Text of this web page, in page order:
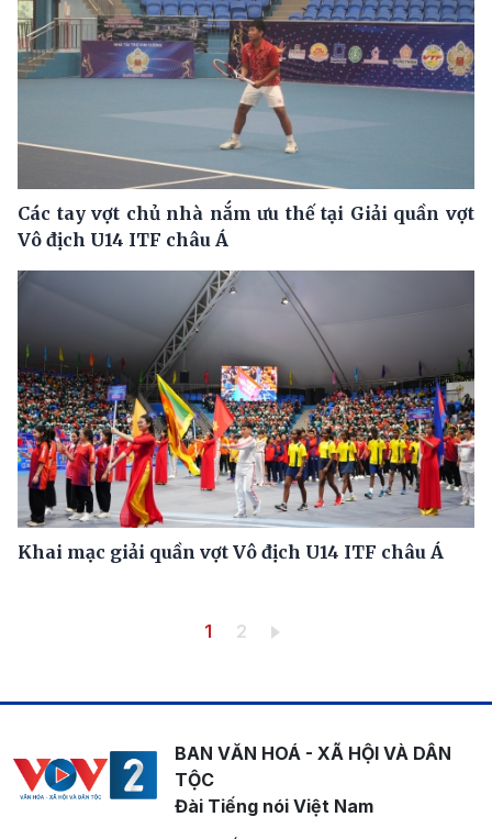
Các tay vợt chủ nhà nắm ưu thế tại Giải quần vợt
Vô địch U14 ITF châu Á
Khai mạc giải quần vợt Vô địch U14 ITF châu Á
Trang hiện thời
1 Trang
2
BAN VĂN HOÁ - XÃ HỘI VÀ DÂN
TỘC
Đài Tiếng nói Việt Nam